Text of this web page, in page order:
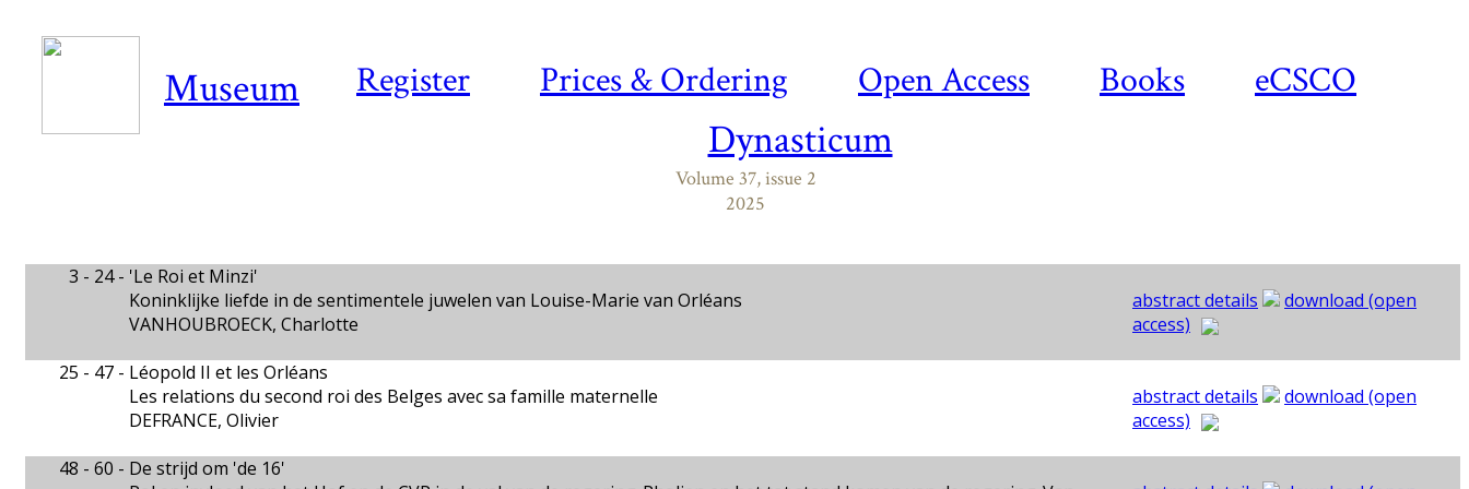
Register Prices & Ordering Open Access Books eCSCO
Museum
Dynasticum
Volume 37, issue 2
2025
3 - 24 - 'Le Roi et Minzi'
Koninklijke liefde in de sentimentele juwelen van Louise-Marie van Orléans
VANHOUBROECK, Charlotte
abstract details
download (open
access)
25 - 47 - Léopold II et les Orléans
Les relations du second roi des Belges avec sa famille maternelle
DEFRANCE, Olivier
abstract details
download (open
access)
48 - 60 - De strijd om 'de 16'